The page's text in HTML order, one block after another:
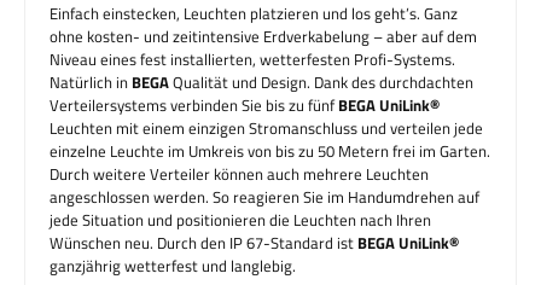
Einfach einstecken, Leuchten platzieren und los geht’s. Ganz
ohne kosten- und zeitintensive Erdverkabelung – aber auf dem
Niveau eines fest installierten, wetterfesten Profi-Systems.
Natürlich in BEGAQualität und Design. Dank des durchdachten
Verteilersystems verbinden Sie bis zu fünfBEGA UniLink®
Leuchten mit einem einzigen Stromanschluss und verteilen jede
einzelne Leuchte im Umkreis von bis zu 50 Metern frei im Garten.
Durch weitere Verteiler können auch mehrere Leuchten
angeschlossen werden. So reagieren Sie im Handumdrehen auf
jede Situation und positionieren die Leuchten nach Ihren
Wünschen neu. Durch den IP 67-Standard ist BEGA UniLink®
ganzjährig wetterfest und langlebig.